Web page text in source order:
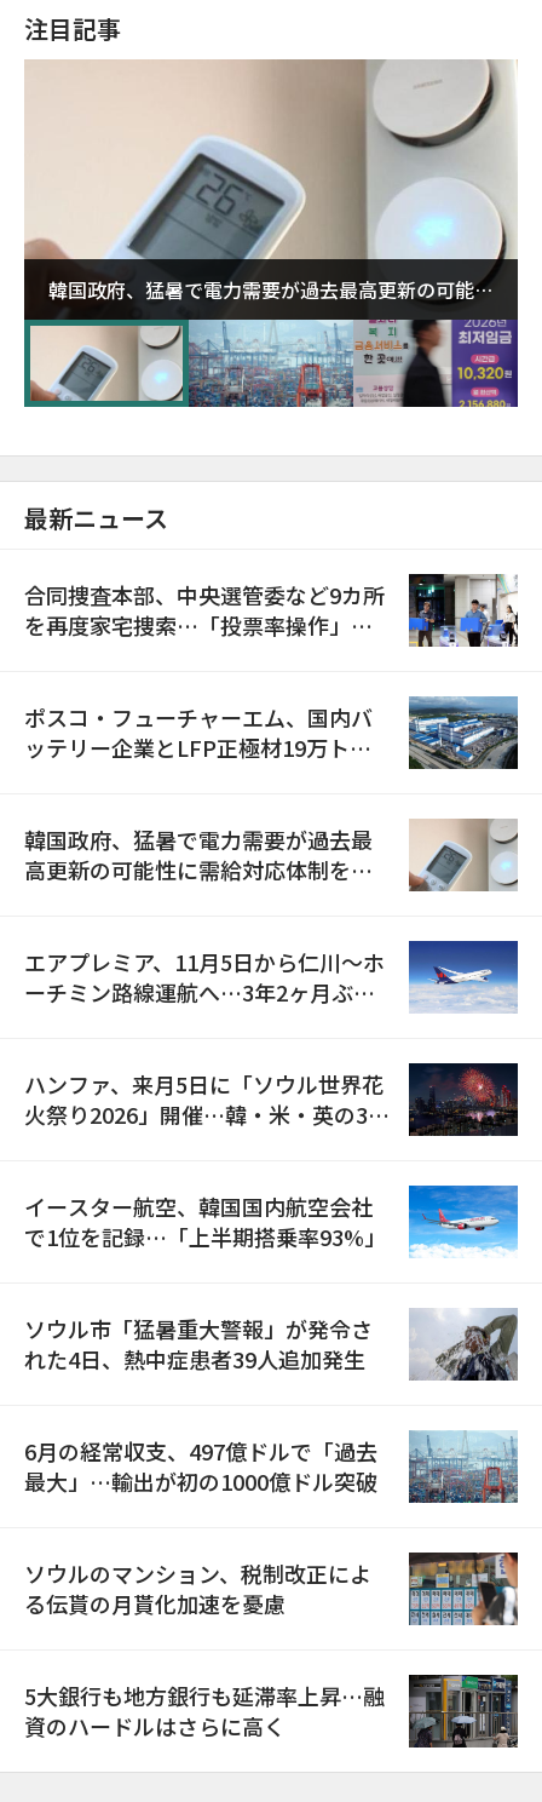
注目記事
韓国政府、猛暑で電力需要が過去最高更新の可能性
に需給対応体制を点検
最新ニュース
合同捜査本部、中央選管委など9カ所
を再度家宅捜索…「投票率操作」の
ポスコ・フューチャーエム、国内バ
ッテリー企業とLFP正極材19万トン
韓国政府、猛暑で電力需要が過去最
高更新の可能性に需給対応体制を点
エアプレミア、11月5日から仁川〜ホ
ーチミン路線運航へ…3年2ヶ月ぶり
ハンファ、来月5日に「ソウル世界花
火祭り2026」開催…韓・米・英の3カ
イースター航空、韓国国内航空会社
で1位を記録…「上半期搭乗率93%」
ソウル市「猛暑重大警報」が発令さ
れた4日、熱中症患者39人追加発生
6月の経常収支、497億ドルで「過去
最大」…輸出が初の1000億ドル突破
ソウルのマンション、税制改正によ
る伝貰の月貰化加速を憂慮
5大銀行も地方銀行も延滞率上昇…融
資のハードルはさらに高く